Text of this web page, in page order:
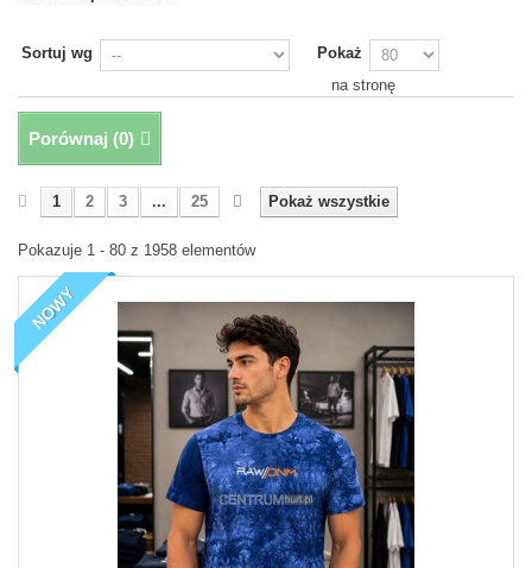
Sortuj wg
Pokaż
na stronę
Porównaj (0)
Pokaż wszystkie
1 2 3 ... 25
Pokazuje 1 - 80 z 1958 elementów
NOWY